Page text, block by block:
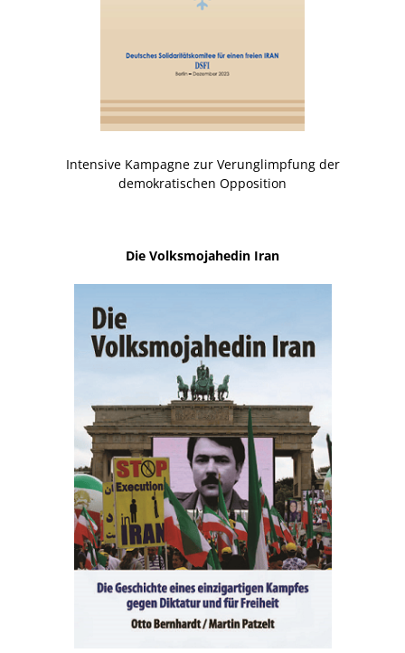
Intensive Kampagne zur Verunglimpfung der
demokratischen Opposition
Die Volksmojahedin Iran